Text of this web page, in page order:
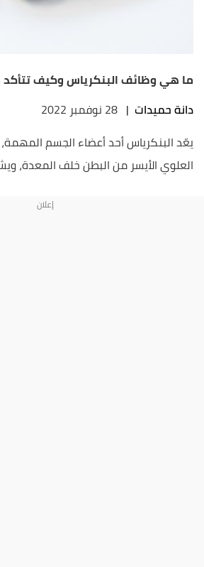
ما هي وظائف البنكرياس وكيف
دانة حميدات | 28 نوفمبر 2022
يعّد البنكرياس أحد أعضاء الجسم
العلوي الأيسر من البطن خلف